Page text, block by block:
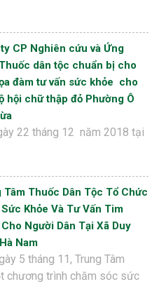
CP Nghiên cứu và Ứng
dân tộc chuẩn bị cho
đàm tư vấn sức khỏe cho
hội chữ thập đỏ Phường Ô
22 tháng 12 năm 2018 tại
Tâm Thuốc Dân Tộc Tổ Chức
Sức Khỏe Và Tư Vấn Tim
Người Dân Tại Xã Duy
Nam
5 tháng 11, Trung Tâm
chương trình chăm sóc sức